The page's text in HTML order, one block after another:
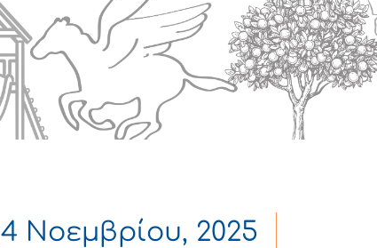
4 Νοεμβρίου, 2025